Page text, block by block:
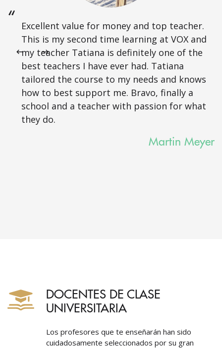
Excellent value for money and top teacher.
This is my second time learning at VOX and
my teacher Tatiana is definitely one of the
best teachers I have ever had. Tatiana
tailored the course to my needs and knows
how to best support me. Bravo, finally a
school and a teacher with passion for what
they do.
Martin Meyer
DOCENTES DE CLASE
UNIVERSITARIA
Los profesores que te enseñarán han sido
cuidadosamente seleccionados por su gran